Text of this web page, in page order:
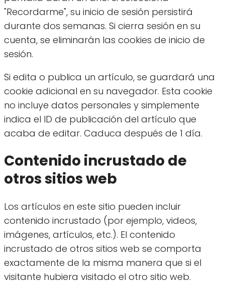
"Recordarme", su inicio de sesión persistirá
durante dos semanas. Si cierra sesión en su
cuenta, se eliminarán las cookies de inicio de
sesión.
Si edita o publica un artículo, se guardará una
cookie adicional en su navegador. Esta cookie
no incluye datos personales y simplemente
indica el ID de publicación del artículo que
acaba de editar. Caduca después de 1 día.
Contenido incrustado de
otros sitios web
Los artículos en este sitio pueden incluir
contenido incrustado (por ejemplo, videos,
imágenes, artículos, etc.). El contenido
incrustado de otros sitios web se comporta
exactamente de la misma manera que si el
visitante hubiera visitado el otro sitio web.